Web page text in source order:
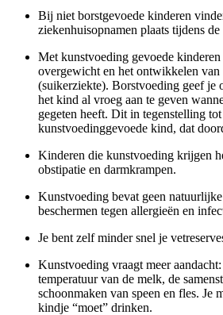
Bij niet borstgevoede kinderen
ziekenhuisopnamen plaats tijdens de
Met kunstvoeding gevoede
overgewicht en het ontwikkelen van
(suikerziekte). Borstvoeding geef je
het kind al vroeg aan te geven
gegeten heeft. Dit in tegenstelling
kunstvoedinggevoede kind, dat
Kinderen die kunstvoeding krijgen
obstipatie en darmkrampen.
Kunstvoeding bevat geen
beschermen tegen allergieën en
Je bent zelf minder snel je
Kunstvoeding vraagt meer
temperatuur van de melk, de
schoonmaken van speen en fles. Je
kindje “moet” drinken.